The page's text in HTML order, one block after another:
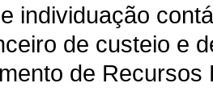
individuação
de custeio e
de